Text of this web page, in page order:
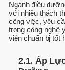
Ngành điều
với nhiều thách
công việc, yêu
trong công nghệ
viên chuẩn bị tốt
2.1. Áp